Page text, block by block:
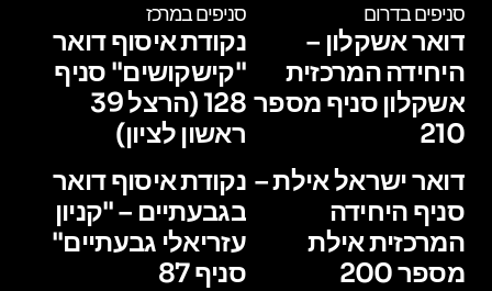
סניפים בדרום
דואר אשקלון –
היחידה המרכזית
אשקלון סניף מספר
210
דואר ישראל אילת –
סניף היחידה
המרכזית אילת
מספר 200
סניפים במרכז
נקודת איסוף דואר
"קישקושים" סניף
128 (הרצל 39
ראשון לציון)
נקודת איסוף דואר
בגבעתיים – "קניון
עזריאלי גבעתיים"
סניף 87